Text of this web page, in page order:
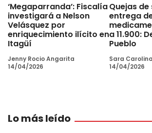
‘Megaparranda’: Fiscalía
investigará a Nelson
Velásquez por
enriquecimiento ilícito en
Itagüí
Jenny Rocio Angarita
14/04/2026
Quejas
entrega
a 11.900:
Pueblo
Sara
14/04/2026
Lo más leído